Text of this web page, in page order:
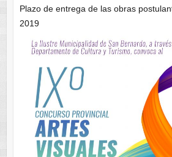
Plazo de entrega de las obras
2019